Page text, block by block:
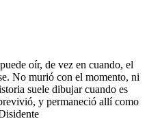
oír, de vez en cuando, el
No murió con el momento, ni
suele dibujar cuando es
y permaneció allí como